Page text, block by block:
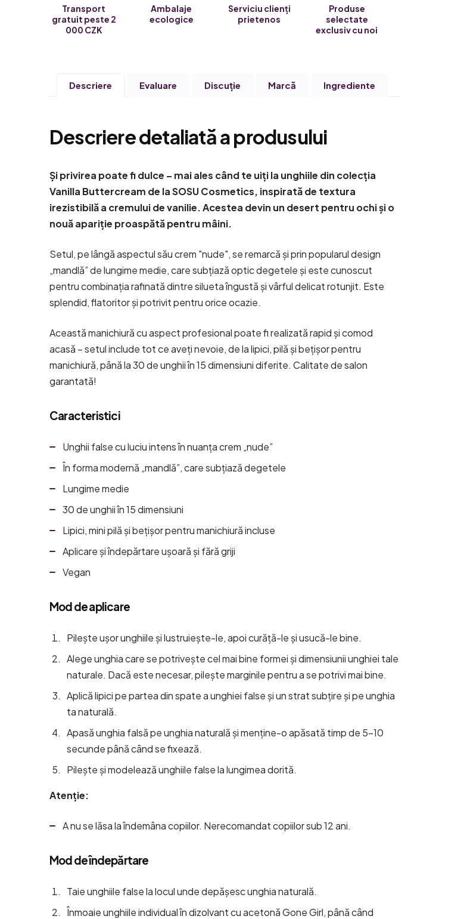
Transport
gratuit peste 2
000 CZK
Ambalaje
ecologice
Serviciu clienți
prietenos
Produse
selectate
exclusiv cu noi
Descriere Evaluare Discuţie Marcă Ingrediente
Descriere detaliată a produsului
Și privirea poate fi dulce – mai ales când te uiți la unghiile din colecția
Vanilla Buttercream de la SOSU Cosmetics, inspirată de textura
irezistibilă a cremului de vanilie. Acestea devin un desert pentru ochi și o
nouă apariție proaspătă pentru mâini.
Setul, pe lângă aspectul său crem "nude", se remarcă și prin popularul design
„mandlă” de lungime medie, care subțiază optic degetele și este cunoscut
pentru combinația rafinată dintre silueta îngustă și vârful delicat rotunjit. Este
splendid, flatoritor și potrivit pentru orice ocazie.
Această manichiură cu aspect profesional poate fi realizată rapid și comod
acasă – setul include tot ce aveți nevoie, de la lipici, pilă și bețișor pentru
manichiură, până la 30 de unghii în 15 dimensiuni diferite. Calitate de salon
garantată!
Caracteristici
Unghii false cu luciu intens în nuanța crem „nude”
În forma modernă „mandlă”, care subțiază degetele
Lungime medie
30 de unghii în 15 dimensiuni
Lipici, mini pilă și bețișor pentru manichiură incluse
Aplicare și îndepărtare ușoară și fără griji
Vegan
Mod de aplicare
Pilește ușor unghiile și lustruiește-le, apoi curăță-le și usucă-le bine.
Alege unghia care se potrivește cel mai bine formei și dimensiunii unghiei tale
naturale. Dacă este necesar, pilește marginile pentru a se potrivi mai bine.
Aplică lipici pe partea din spate a unghiei false și un strat subțire și pe unghia
ta naturală.
Apasă unghia falsă pe unghia naturală și menține-o apăsată timp de 5-10
secunde până când se fixează.
Pilește și modelează unghiile false la lungimea dorită.
Atenție:
A nu se lăsa la îndemâna copiilor. Nerecomandat copiilor sub 12 ani.
Mod de îndepărtare
Taie unghiile false la locul unde depășesc unghia naturală.
Înmoaie unghiile individual în dizolvant cu acetonă Gone Girl, până când